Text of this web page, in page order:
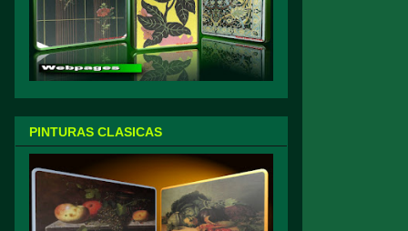
PINTURAS CLASICAS